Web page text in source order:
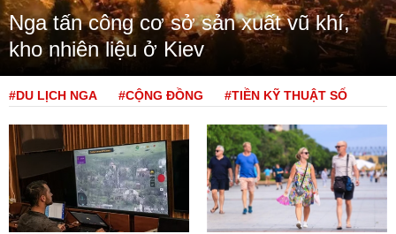
Nga tấn công cơ sở sản xuất vũ khí,
kho nhiên liệu ở Kiev
#DU LỊCH NGA #CỘNG ĐỒNG #TIỀN KỸ THUẬT SỐ